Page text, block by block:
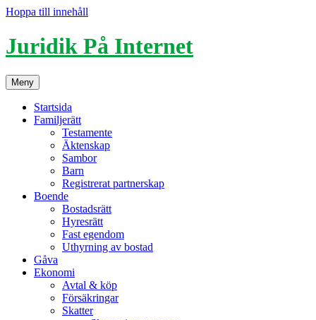
Hoppa till innehåll
Juridik På Internet
Meny
Startsida
Familjerätt
Testamente
Äktenskap
Sambor
Barn
Registrerat partnerskap
Boende
Bostadsrätt
Hyresrätt
Fast egendom
Uthyrning av bostad
Gåva
Ekonomi
Avtal & köp
Försäkringar
Skatter